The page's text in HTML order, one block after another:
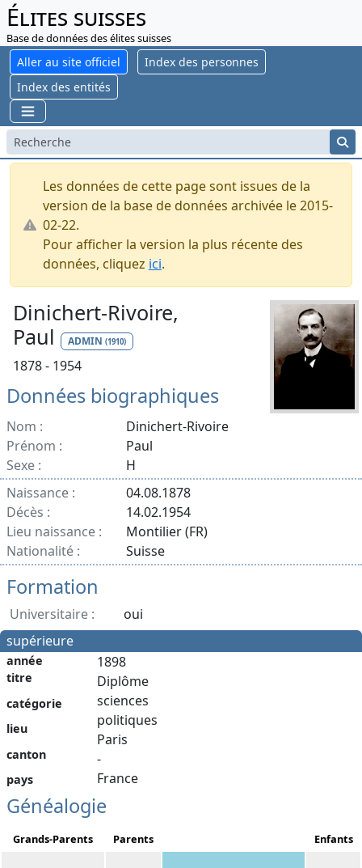
Élites suisses
Base de données des élites suisses
Aller au site officiel
Index des personnes
Index des entités
Les données de cette page sont issues de la
version de la base de données archivée le 2015-
02-22.
Pour afficher la version la plus récente des
données, cliquez ici.
Dinichert-Rivoire,
Paul
ADMIN (1910)
1878 - 1954
Données biographiques
Nom :
Dinichert-Rivoire
Prénom :
Paul
Sexe :
H
Naissance :
04.08.1878
Décès :
14.02.1954
Lieu naissance :
Montilier (FR)
Nationalité :
Suisse
Formation
Universitaire :
oui
supérieure
année
titre
catégorie
lieu
canton
pays
1898
Diplôme
sciences
politiques
Paris
-
France
Généalogie
Grands-Parents Parents Enfants